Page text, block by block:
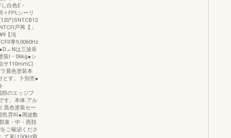
白色E・
々FPLシーリ
戸再【」
【沌
導9,0060Hz
は三波長
装I・06kg●シ
サ110mm口
晨色塗装本
とす。卜別売●
部のエッジブ
す。本体:アル
黒色塗装セー
邑雰叫●周波数
束・中・西頚
ご確泌くださ